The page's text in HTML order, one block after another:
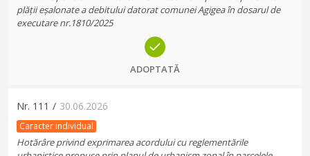
plății eșalonate a debitului datorat comunei Agigea în dosarul de
executare nr.1810/2025
ADOPTATĂ
Nr. 111 / 30.06.2026
Caracter individual
Hotărâre privind exprimarea acordului cu reglementările